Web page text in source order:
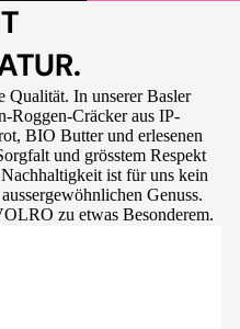
In unserer Basler
Roggen-Cräcker aus IP-
BIO Butter und erlesenen
und grösstem Respekt
ist für uns kein
Genuss.
zu etwas Besonderem.